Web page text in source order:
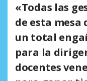
«Todas las
de esta mesa
un total
para la
docentes